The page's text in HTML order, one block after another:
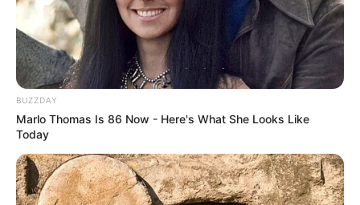
BUZZDAY
Marlo Thomas Is 86 Now - Here's What She Looks Like
Today